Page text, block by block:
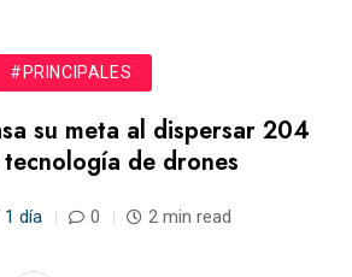
#PRINCIPALES
su meta al dispersar 204
de drones
1 día 0 2 min read